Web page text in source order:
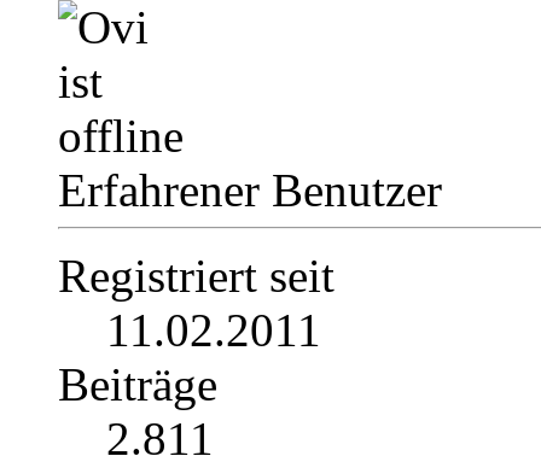
Erfahrener Benutzer
Registriert seit
11.02.2011
Beiträge
2.811